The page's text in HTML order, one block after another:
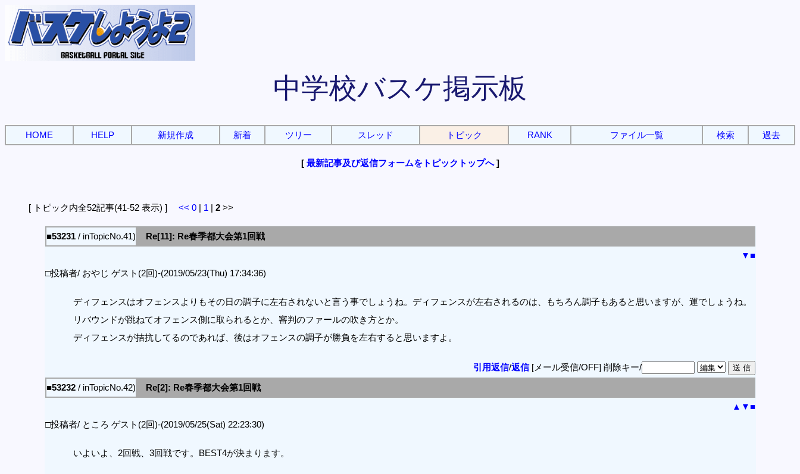
中学校バスケ掲示板
HOME HELP 新規作成 新着 ツリー スレッド トピック RANK ファイル一覧 検索 過去
[ 最新記事及び返信フォームをトピックトップへ]
[ トピック内全52記事(41-52 表示) ] << 0 | 1 | 2 >>
■53231/ inTopicNo.41)
Re[11]: Re春季都大会第1回戦
▼■
□投稿者/ おやじ ゲスト(2回)-(2019/05/23(Thu) 17:34:36)
ディフェンスはオフェンスよりもその日の調子に左右されないと言う事でしょうね。ディフェンスが左右されるのは、もちろん調子もあると思いますが、運でしょうね。
リバウンドが跳ねてオフェンス側に取られるとか、審判のファールの吹き方とか。
ディフェンスが拮抗してるのであれば、後はオフェンスの調子が勝負を左右すると思いますよ。
引用返信/返信[メール受信/OFF] 削除キー/
■53232/ inTopicNo.42)
Re[2]: Re春季都大会第1回戦
▲ ▼■
□投稿者/ ところ ゲスト(2回)-(2019/05/25(Sat) 22:23:30)
いよいよ、2回戦、3回戦です。BEST4が決まります。